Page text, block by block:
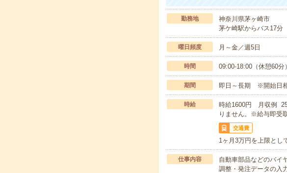
勤務地
神奈川県茅ヶ崎市
茅ケ崎駅からバス17分
曜日頻度 月～金／週5日
時間 09:00-18:00（休憩60分
期間 即日～長期 ※開始日
時給
時給1600円 月収例
りません。※給与即受
交通費
1ヶ月3万円を上限とし
仕事内容
自動車部品などのバイ
調整・発注データの入